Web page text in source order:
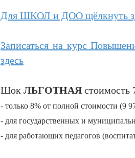
Для ШКОЛ и ДОО щёлкнуть
Записаться на курс
здесь
Шок ЛЬГОТНАЯ стоимость
- только 8% от полной стоимости (9
- для государственных и
- для работающих педагогов